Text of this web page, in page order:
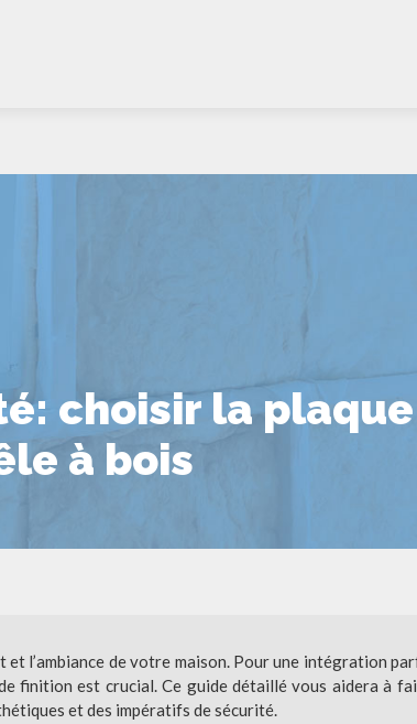
choisir la
à bois
l’ambiance de votre maison. Pour une intégration
finition est crucial. Ce guide détaillé vous aidera à
et des impératifs de sécurité.